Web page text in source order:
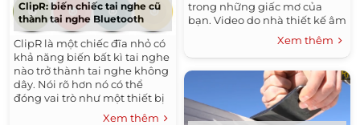
ClipR: biến chiếc tai nghe cũ
thành tai nghe Bluetooth
ClipR là một chiếc đĩa nhỏ có
khả năng biến bất kì tai nghe
nào trở thành tai nghe không
dây. Nói rõ hơn nó có thể
đóng vai trò như một thiết bị
Xem thêm
trong những giấc mơ của
bạn. Video do nhà thiết kế âm
thanh Enrico Ascoli upload
lên Vimeo và gây được nhiều
chú ý. Hãy cùng...
Xem thêm